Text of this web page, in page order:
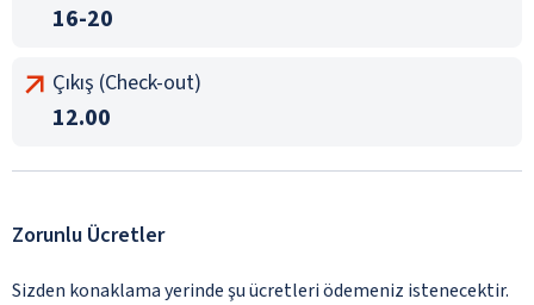
16-20
Çıkış (Check-out)
12.00
Zorunlu Ücretler
Sizden konaklama yerinde şu ücretleri ödemeniz istenecektir.